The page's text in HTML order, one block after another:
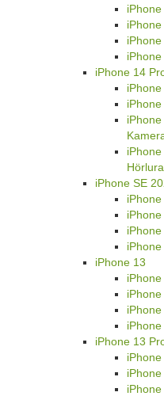
iPhone 14
iPhone SE
iPhone 13
iPhone 13